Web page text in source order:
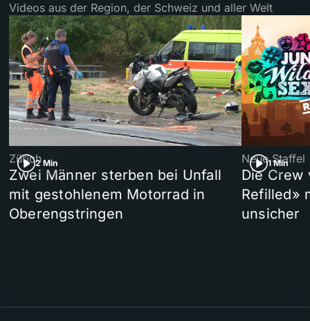
Videos aus der Region, der Schweiz und aller Welt
2 Min
Zürich
Zwei Männer sterben bei Unfall
mit gestohlenem Motorrad in
Oberengstringen
1 Min
Neue Staffel
Die Crew
Refilled»
unsicher